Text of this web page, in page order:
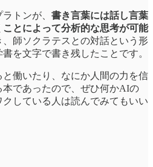
トンが、 書き言葉には話し言葉
とによって分析的な思考が可能
、師ソクラテスとの対話という形
を文字で書き残したことです。
働いたり、なにか人間の力を信
本であったので、ぜひ何かAIの
している人は読んでみてもいい